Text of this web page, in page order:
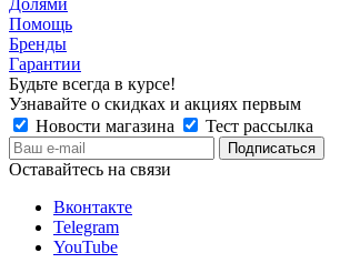
Помощь
Бренды
Гарантии
Будьте всегда в курсе!
Узнавайте о скидках и акциях первым
Новости магазина
Тест рассылка
Оставайтесь на связи
Вконтакте
Telegram
YouTube